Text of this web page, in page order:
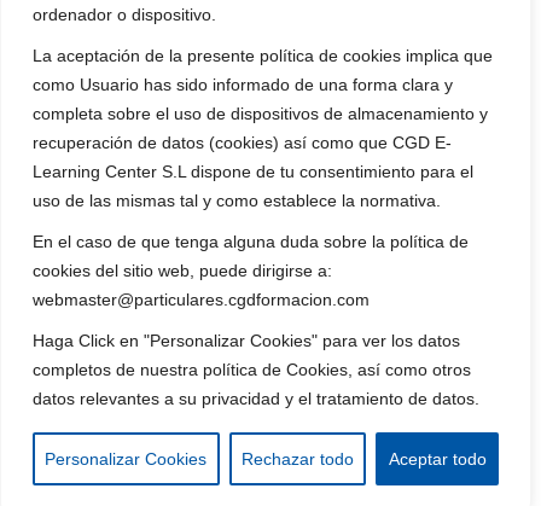
ordenador o dispositivo.
La aceptación de la presente política de cookies implica que
como Usuario has sido informado de una forma clara y
completa sobre el uso de dispositivos de almacenamiento y
recuperación de datos (cookies) así como que CGD E-
Learning Center S.L dispone de tu consentimiento para el
uso de las mismas tal y como establece la normativa.
En el caso de que tenga alguna duda sobre la política de
cookies del sitio web, puede dirigirse a:
webmaster@particulares.cgdformacion.com
Haga Click en "Personalizar Cookies" para ver los datos
completos de nuestra política de Cookies, así como otros
datos relevantes a su privacidad y el tratamiento de datos.
Personalizar Cookies Rechazar todo Aceptar todo